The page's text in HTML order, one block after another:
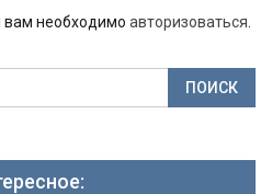
вам необходимо авторизоваться